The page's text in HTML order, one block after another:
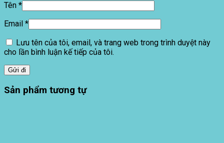
Tên *
Email *
Lưu tên của tôi, email, và trang web trong trình duyệt này
cho lần bình luận kế tiếp của tôi.
Sản phẩm tương tự